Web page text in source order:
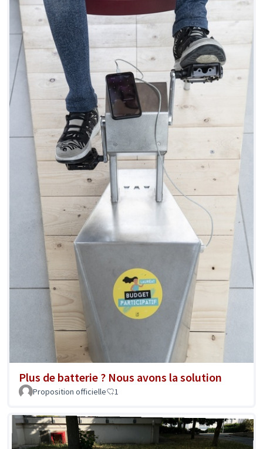
Plus de batterie ? Nous avons la solution
Proposition officielle 1